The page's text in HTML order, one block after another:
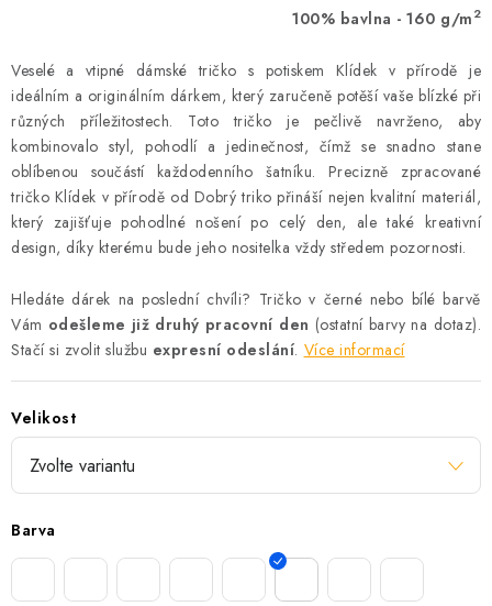
100% bavlna - 160 g/m 2
Veselé a vtipné dámské tričko s potiskem Klídek v přírodě je
ideálním a originálním dárkem, který zaručeně potěší vaše blízké při
různých příležitostech. Toto tričko je pečlivě navrženo, aby
kombinovalo styl, pohodlí a jedinečnost, čímž se snadno stane
oblíbenou součástí každodenního šatníku. Precizně zpracované
tričko Klídek v přírodě od Dobrý triko přináší nejen kvalitní materiál,
který zajišťuje pohodlné nošení po celý den, ale také kreativní
design, díky kterému bude jeho nositelka vždy středem pozornosti.
Hledáte dárek na poslední chvíli? Tričko v černé nebo bílé barvě
Vám odešleme již druhý pracovní den (ostatní barvy na dotaz).
Stačí si zvolit službu expresní odeslání. Více informací
Velikost
Barva